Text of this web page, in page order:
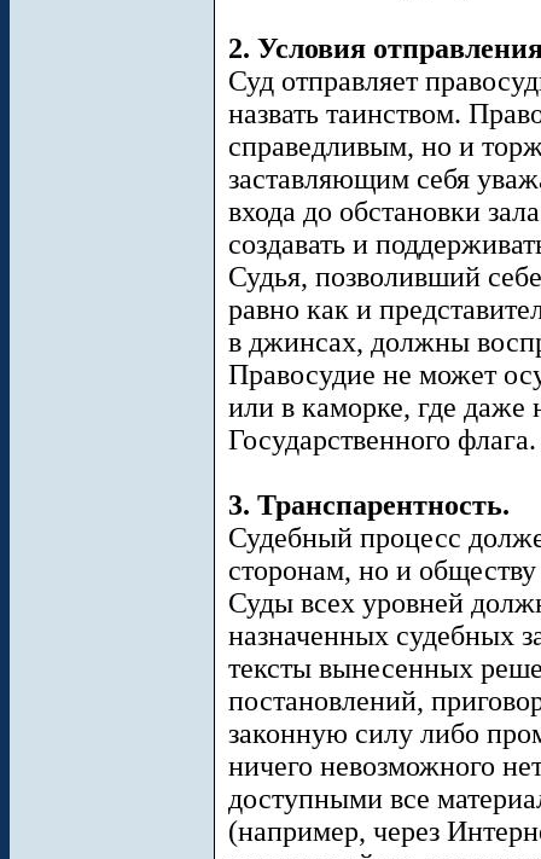
2. Условия
Суд отправляет
назвать таинством.
справедливым, но и
заставляющим себя
входа до обстановки
создавать и
Судья, позволивший
равно как и
в джинсах, должны
Правосудие не может
или в каморке, где даже
Государственного флага.
3. Транспарентность.
Судебный процесс
сторонам, но и
Суды всех уровней
назначенных судебных
тексты вынесенных
постановлений,
законную силу либо
ничего невозможного
доступными все
(например, через